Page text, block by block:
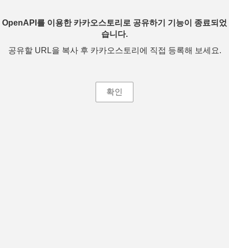
OpenAPI를 이용한 카카오스토리로 공유하기 기능이 종료되었
습니다.
공유할 URL을 복사 후 카카오스토리에 직접 등록해 보세요.
확인